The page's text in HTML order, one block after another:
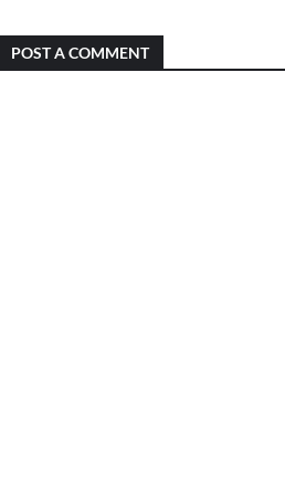
POST A COMMENT